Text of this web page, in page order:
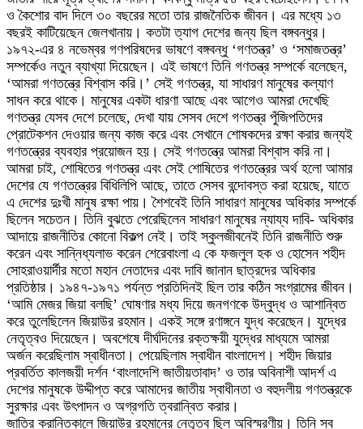
ও কৈশোর বাদ দিলে ৩০ বছরের মতো তার রাজনৈতিক জীবন। এর মধ্যে ১৩
বছরই কাটিয়েছেন জেলখানায়। কতটা ত্যাগ দেশের জন্য ছিল বঙ্গবন্ধুর।
১৯৭২-এর ৪ নভেম্বর গণপরিষদের ভাষণে বঙ্গবন্ধু ‘গণতন্ত্র’ ও ‘সমাজতন্ত্র’
সম্পর্কেও নতুন ব্যাখ্যা দিয়েছেন। এই ভাষণে তিনি গণতন্ত্র সম্পর্কে বলেছেন,
‘আমরা গণতন্ত্রে বিশ্বাস করি।’ সেই গণতন্ত্র, যা সাধারণ মানুষের কল্যাণ
সাধন করে থাকে। মানুষের একটা ধারণা আছে এবং আগেও আমরা দেখেছি
গণতন্ত্র যেসব দেশে চলেছে, দেখা যায় সেসব দেশে গণতন্ত্র পুঁজিপতিদের
প্রোটেকশন দেওয়ার জন্য কাজ করে এবং সেখানে শোষকদের রক্ষা করার জন্যই
গণতন্ত্রের ব্যবহার প্রয়োজন হয়। সেই গণতন্ত্রে আমরা বিশ্বাস করি না।
আমরা চাই, শোষিতের গণতন্ত্র এবং সেই শোষিতের গণতন্ত্রের অর্থ হলো আমার
দেশের যে গণতন্ত্রের বিধিলিপি আছে, তাতে সেসব বন্দোবস্ত করা হয়েছে, যাতে
এ দেশের দুঃখী মানুষ রক্ষা পায়। শৈশবেই তিনি সাধারণ মানুষের অধিকার সম্পর্কে
ছিলেন সচেতন। তিনি বুঝতে পেরেছিলেন সাধারণ মানুষের ন্যায্য দাবি- অধিকার
আদায়ে রাজনীতির কোনো বিকল্প নেই। তাই স্কুলজীবনেই তিনি রাজনীতি শুরু
করেন এবং সান্নিধ্যলাভ করেন শেরেবাংলা এ কে ফজলুল হক ও হোসেন শহীদ
সোহরাওয়ার্দীর মতো মহান নেতাদের এবং দাবি জানান ছাত্রদের অধিকার
প্রতিষ্ঠার। ১৯৪৭-১৯৭১ পর্যন্ত প্রতিদিনই ছিল তার কঠিন সংগ্রামের জীবন।
‘আমি মেজর জিয়া বলছি’ ঘোষণার মধ্য দিয়ে জনগণকে উদ্বুদ্ধ ও আশান্বিত
করে তুলেছিলেন জিয়াউর রহমান। একই সঙ্গে রণাঙ্গনে যুদ্ধ করেছেন। যুদ্ধের
নেতৃত্বও দিয়েছেন। অবশেষে দীর্ঘদিনের রক্তক্ষয়ী যুদ্ধের মাধ্যমে আমরা
অর্জন করেছিলাম স্বাধীনতা। পেয়েছিলাম স্বাধীন বাংলাদেশ। শহীদ জিয়ার
প্রবর্তিত কালজয়ী দর্শন ‘বাংলাদেশি জাতীয়তাবাদ’ ও তার অবিনাশী আদর্শ এ
দেশের মানুষকে উদ্দীপ্ত করে আমাদের জাতীয় স্বাধীনতা ও বহুদলীয় গণতন্ত্রকে
সুরক্ষার এবং উৎপাদন ও অগ্রগতি ত্বরান্বিত করার।
জাতির ক্রান্তিকালে জিয়াউর রহমানের নেতৃত্ব ছিল অবিস্মরণীয়। তিনি সব